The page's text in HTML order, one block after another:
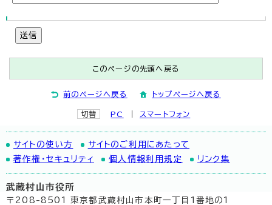
送信
このページの先頭へ戻る
前のページへ戻る トップページへ戻る
切替 PC スマートフォン
サイトの使い方
サイトのご利用にあたって
著作権・セキュリティ
個人情報利用規定 リンク集
武蔵村山市役所
〒208-8501 東京都武蔵村山市本町一丁目1番地の1